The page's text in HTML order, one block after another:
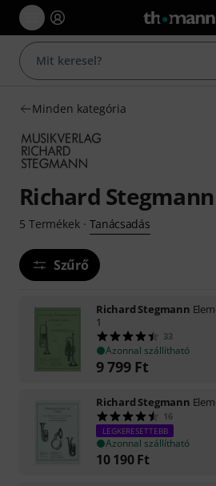
Minden kategória
Richard Stegmann
5 Termékek· Tanácsadás
Szűrő
Richard Stegmann
1
33
Azonnal szállítható
9 799 Ft
Richard Stegmann
16
LEGKERESETTEBB
Azonnal szállítható
10 190 Ft